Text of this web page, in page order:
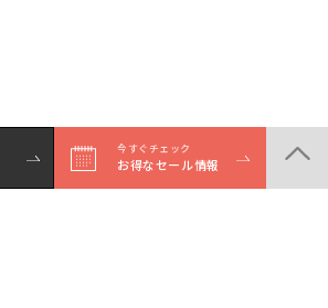
今すぐチェック
お得なセール情報